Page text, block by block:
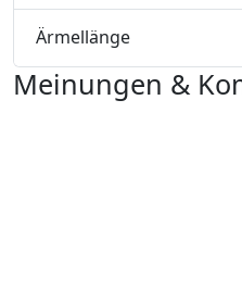
Ärmellänge
Meinungen &